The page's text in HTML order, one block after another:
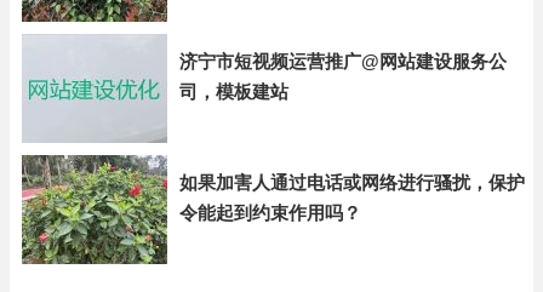
济宁市短视频运营推广@网站建设服务公
司，模板建站
如果加害人通过电话或网络进行骚扰，保护
令能起到约束作用吗？